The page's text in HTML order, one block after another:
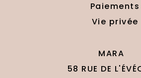
Paiements
Vie privée
MARA
58 RUE DE